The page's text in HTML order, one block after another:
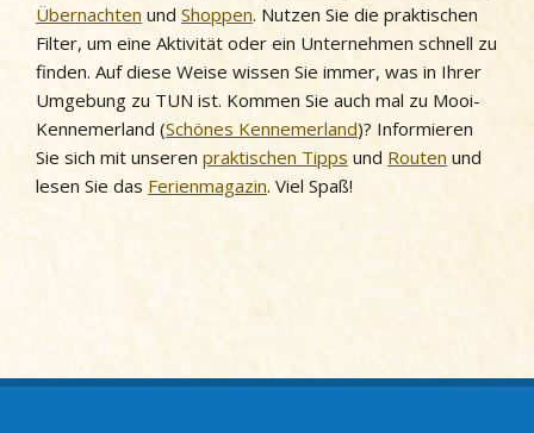
Übernachten und Shoppen. Nutzen Sie die praktischen
Filter, um eine Aktivität oder ein Unternehmen schnell zu
finden. Auf diese Weise wissen Sie immer, was in Ihrer
Umgebung zu TUN ist. Kommen Sie auch mal zu Mooi-
Kennemerland (Schönes Kennemerland)? Informieren
Sie sich mit unseren praktischen Tipps und Routen und
lesen Sie das Ferienmagazin. Viel Spaß!